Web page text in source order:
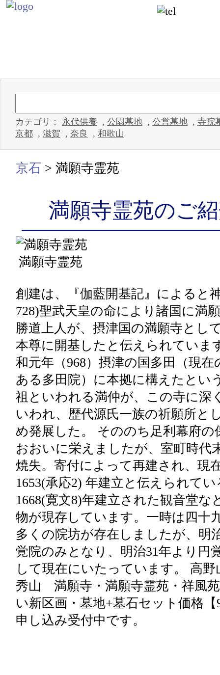
カテゴリ： 永代供養 , 公園墓地 , 公営墓地 , 寺院
京都 , 滋賀 , 奈良 , 和歌山
京石 > 満願寺霊苑
満願寺霊苑のご
満願寺霊苑
創建は、『伽藍開基記』によると
728)聖武天皇の命により諸国に満
勝道上人が、摂津国の満願寺とし
本尊に開基したと伝えられていま
和元年（968）摂津の国多田（現在
ある多田院）に本拠に構えたとい
祖といわれる満仲が、この寺に深
いわれ、歴代源氏一族の祈願所と
め発展した。 そののち足利幕府の
おおいに栄えましたが、室町時代
焼失。寄付によって再建され、現
1653(承応2) 年建立と伝えられて
1668(寛文8)年建立された観音堂な
物が現存しています。一時は四十
多くの院坊が存在しましたが、明
覚院のみとなり、明治31年より円
して現在にいたっています。 高
秀山 満願寺・満願寺霊苑・祥風
い新区画・墓地+墓石セット価格
申し込み受付中です。